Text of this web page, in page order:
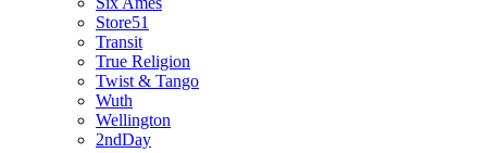
Store51
Transit
True Religion
Twist & Tango
Wuth
Wellington
2ndDay